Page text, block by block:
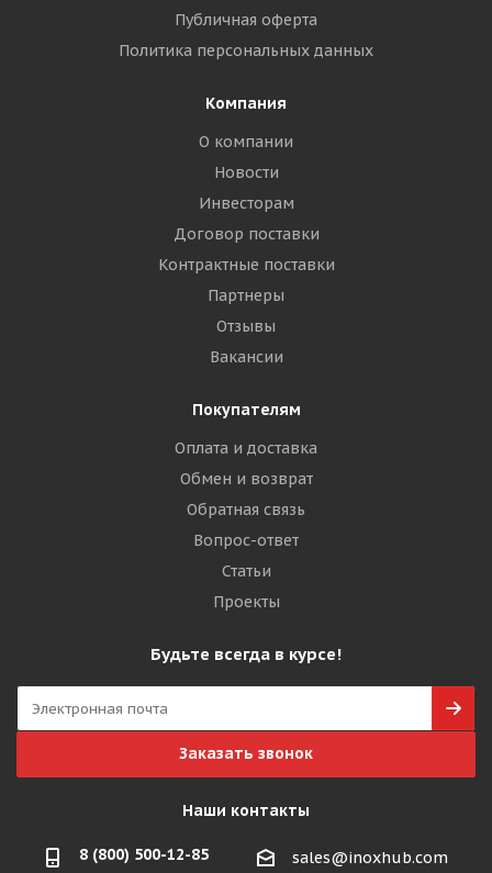
Публичная оферта
Политика персональных данных
Компания
О компании
Новости
Инвесторам
Договор поставки
Контрактные поставки
Партнеры
Отзывы
Вакансии
Покупателям
Оплата и доставка
Обмен и возврат
Обратная связь
Вопрос-ответ
Статьи
Проекты
Будьте всегда в курсе!
Заказать звонок
Наши контакты
8 (800) 500-12-85 sales@inoxhub.com